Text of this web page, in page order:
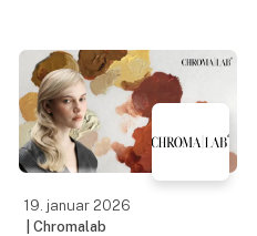
frihed.
Med vores nye Colour
Molecules bliver
hårfarvepleje bliver et
ugentligt wellne
19. januar 2026
| Chromalab